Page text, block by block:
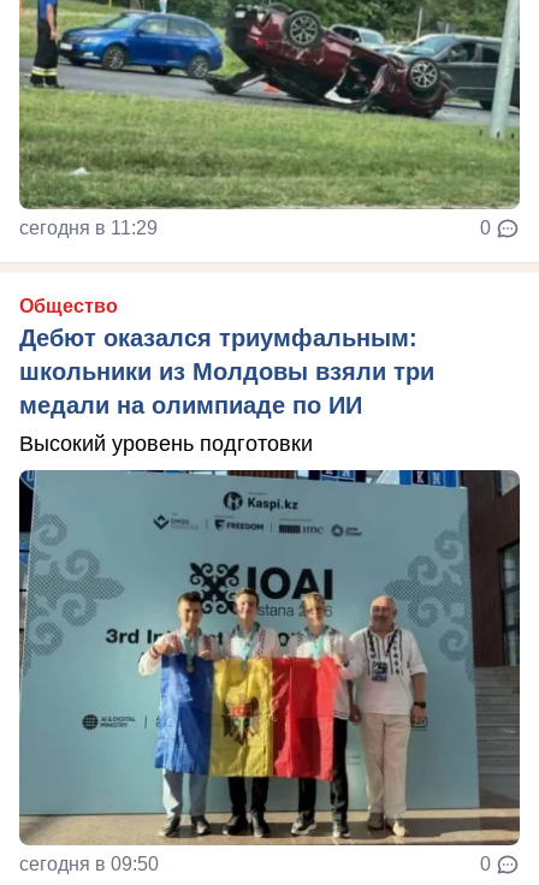
сегодня в 11:29 0
Общество
Дебют оказался триумфальным:
школьники из Молдовы взяли три
медали на олимпиаде по ИИ
Высокий уровень подготовки
сегодня в 09:50 0